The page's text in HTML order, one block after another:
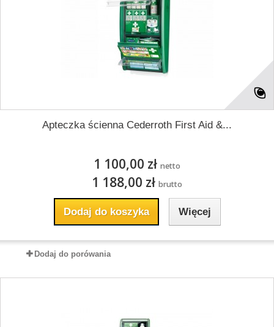
Apteczka ścienna Cederroth First Aid &...
1 100,00 zł netto
1 188,00 zł brutto
Dodaj do koszyka Więcej
Dodaj do porówania